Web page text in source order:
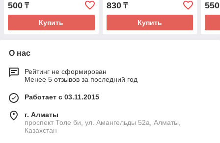
500 ₸
Купить
830₸
Купить
550
О нас
Рейтинг не сформирован
Менее 5 отзывов за последний год
Работает с 03.11.2015
г. Алматы
проспект Толе би, ул. Амангельды 52а, Алматы,
Казахстан